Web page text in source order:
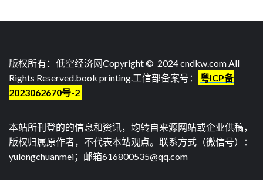
版权所有：低空经济网Copyright © 2024 cndkw.com All
Rights Reserved.book printing.工信部备案号：
粤ICP备
2023062670号-2
本站所刊登的的信息和资讯，均转自来源网站或企业供稿，
版权归属原作者，不代表本站观点。联系方式（微信号）：
yulongchuanmei；邮箱616800535@qq.com